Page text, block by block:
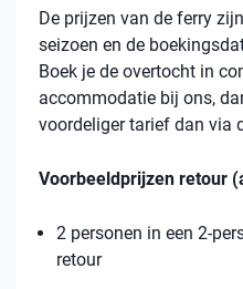
De prijzen van de ferry
seizoen en de
Boek je de overtocht in
accommodatie bij ons,
voordeliger tarief dan via
Voorbeeldprijzen retour
2 personen in een 2-
retour